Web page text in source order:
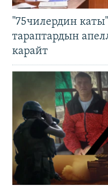
"75чилердин
тараптардын
карайт